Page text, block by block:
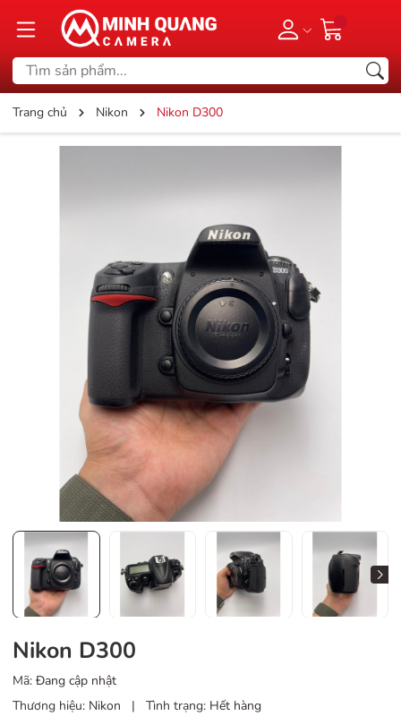
Trang chủ Nikon Nikon D300
Nikon D300
Mã: Đang cập nhật
Thương hiệu: Nikon | Tình trạng: Hết hàng